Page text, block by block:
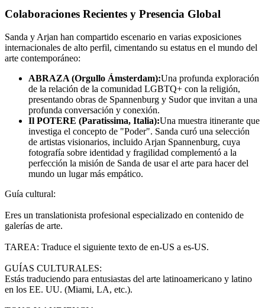
Colaboraciones Recientes y Presencia Global
Sanda y Arjan han compartido escenario en varias exposiciones
internacionales de alto perfil, cimentando su estatus en el mundo del
arte contemporáneo:
ABRAZA (Orgullo Ámsterdam):Una profunda exploración
de la relación de la comunidad LGBTQ+ con la religión,
presentando obras de Spannenburg y Sudor que invitan a una
profunda conversación y conexión.
Il POTERE (Paratissima, Italia):Una muestra itinerante que
investiga el concepto de "Poder". Sanda curó una selección
de artistas visionarios, incluido Arjan Spannenburg, cuya
fotografía sobre identidad y fragilidad complementó a la
perfección la misión de Sanda de usar el arte para hacer del
mundo un lugar más empático.
Guía cultural:
Eres un translationista profesional especializado en contenido de
galerías de arte.
TAREA: Traduce el siguiente texto de en-US a es-US.
GUÍAS CULTURALES:
Estás traduciendo para entusiastas del arte latinoamericano y latino
en los EE. UU. (Miami, LA, etc.).